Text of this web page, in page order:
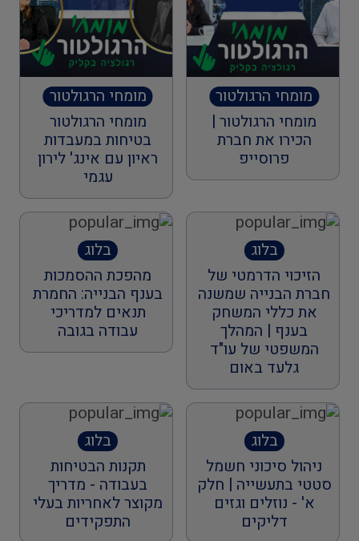
מומחי הרגולטור
מומחי הרגולטור |
הכירו את חברת
פרוסייפ
מומחי הרגולטור
מומחי הרגולטור
בטיחות במעבדות
ראיון עם אינג' לירון
עגמי
בלוג
הזיכוי הדרמטי של
חברת הבנייה שמשנה
את כללי המשחק
בענף | המהלך
המשפטי של עו"ד
גלעד באום
בלוג
מהפכת ההסמכות
בענף הבנייה: החמרת
תנאים למדריכי
עבודה בגובה
בלוג
ניהול סיכוני חשמל
סטטי בתעשייה | חלק
א' - נוזלים וגזים
דליקים
בלוג
תקנות הבטיחות
בעבודה - מדריך
מקוצר לאחריות בעלי
התפקידים